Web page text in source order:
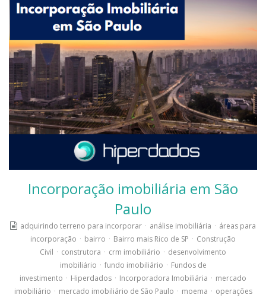
Incorporação imobiliária em São
Paulo
adquirindo terreno para incorporar · análise imobiliária · áreas para
incorporação · bairro · Bairro mais Rico de SP · Construção
Civil · construtora · crm imobiliário · desenvolvimento
imobiliário · fundo imobiliário · Fundos de
investimento · Hiperdados · Incorporadora Imobiliária · mercado
imobiliário · mercado imobiliário de São Paulo · moema · operações